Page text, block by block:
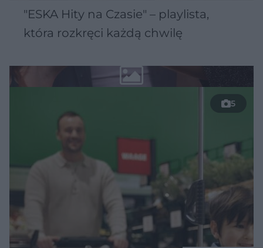
"ESKA Hity na Czasie" – playlista,
która rozkręci każdą chwilę
5